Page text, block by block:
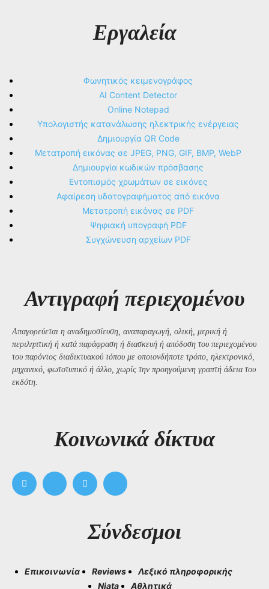
Εργαλεία
Φωνητικός κειμενογράφος
AI Content Detector
Online Notepad
Υπολογιστής κατανάλωσης ηλεκτρικής ενέργειας
Δημιουργία QR Code
Μετατροπή εικόνας σε JPEG, PNG, GIF, BMP, WebP
Δημιουργία κωδικών πρόσβασης
Εντοπισμός χρωμάτων σε εικόνες
Αφαίρεση υδατογραφήματος από εικόνα
Μετατροπή εικόνας σε PDF
Ψηφιακή υπογραφή PDF
Συγχώνευση αρχείων PDF
Αντιγραφή περιεχομένου
Απαγορεύεται η αναδημοσίευση, αναπαραγωγή, ολική, μερική ή
περιληπτική ή κατά παράφραση ή διασκευή ή απόδοση του περιεχομένου
του παρόντος διαδικτυακού τόπου με οποιονδήποτε τρόπο, ηλεκτρονικό,
μηχανικό, φωτοτυπικό ή άλλο, χωρίς την προηγούμενη γραπτή άδεια του
εκδότη.
Kοινωνικά δίκτυα
Σύνδεσμοι
Επικοινωνία Reviews
Λεξικό πληροφορικής
Niata
Αθλητικά